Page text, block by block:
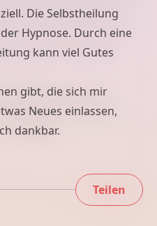
Die Selbstheilung
Hypnose. Durch eine
kann viel Gutes
gibt, die sich mir
Neues einlassen,
dankbar.
Teilen